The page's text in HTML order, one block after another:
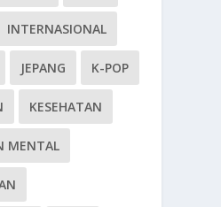
INTERNASIONAL
JEPANG K-POP
KESEHATAN
MENTAL